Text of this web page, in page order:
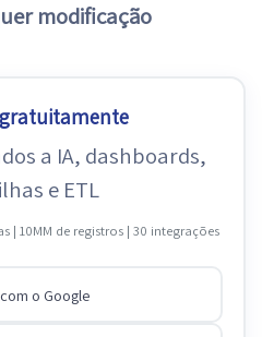
modificação
a IA, dashboards,
e ETL
| 10MM de registros | 30 integrações
o Google